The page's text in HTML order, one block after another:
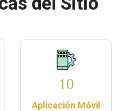
10
Aplicación Móvil